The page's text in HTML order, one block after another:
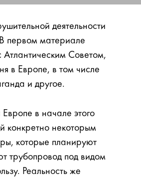
деятельности
первом материале
Атлантическим Советом,
в Европе, в том числе
и другое.
в начале этого
конкретно некоторым
которые планируют
трубопровод под видом
Реальность же